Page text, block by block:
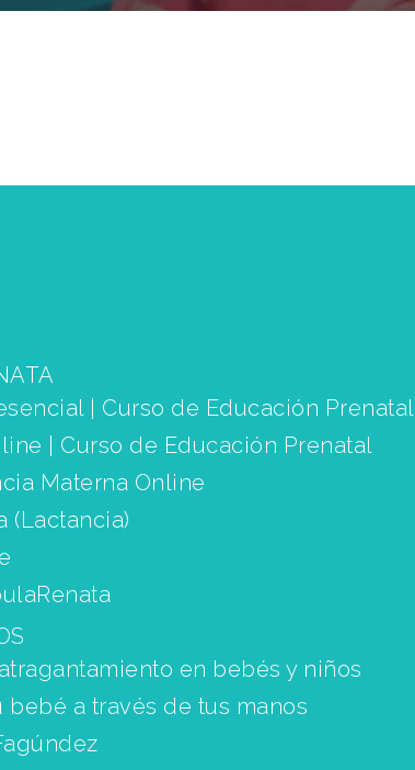
| Curso de Educación Prenatal
| Curso de Educación Prenatal
Materna Online
(Lactancia)
en bebés y niños
bebé a través de tus manos